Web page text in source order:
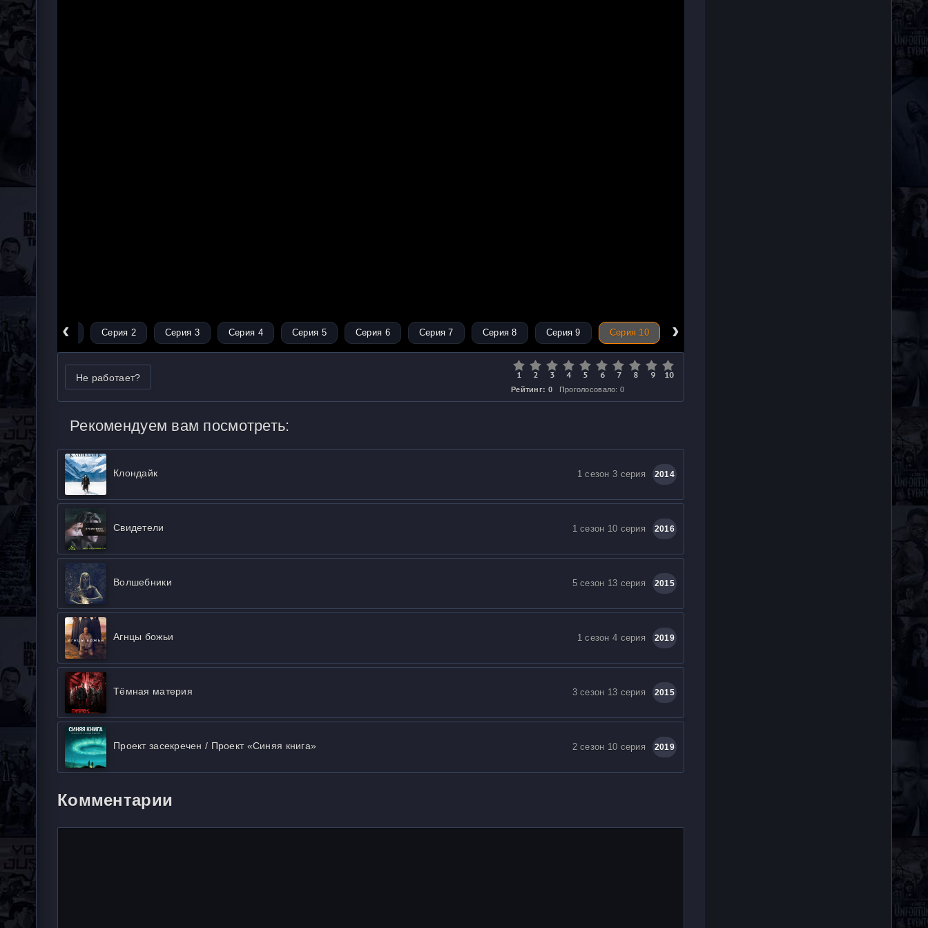
‹
Серия 1 Серия 2 Серия 3 Серия 4 Серия 5 Серия 6 Серия 7 Серия 8 Серия 9 Серия 10 ›
Не работает?
Рейтинг: 0 Проголосовало: 0
Рекомендуем вам посмотреть:
Клондайк 1 сезон 3 серия 2014
Свидетели 1 сезон 10 серия 2016
Волшебники 5 сезон 13 серия 2015
Агнцы божьи 1 сезон 4 серия 2019
Тёмная материя 3 сезон 13 серия 2015
Проект засекречен / Проект «Синяя книга» 2 сезон 10 серия 2019
Комментарии